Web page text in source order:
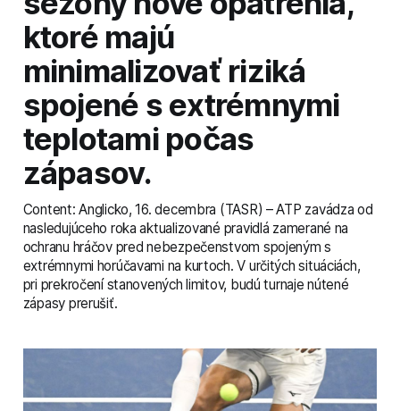
ktoré majú
minimalizovať riziká
spojené s extrémnymi
teplotami počas
zápasov.
Content: Anglicko, 16. decembra (TASR) – ATP zavádza od
nasledujúceho roka aktualizované pravidlá zamerané na
ochranu hráčov pred nebezpečenstvom spojeným s
extrémnymi horúčavami na kurtoch. V určitých situáciách,
pri prekročení stanovených limitov, budú turnaje nútené
zápasy prerušiť.